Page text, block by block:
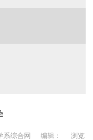
系综合网 编辑：
浏览